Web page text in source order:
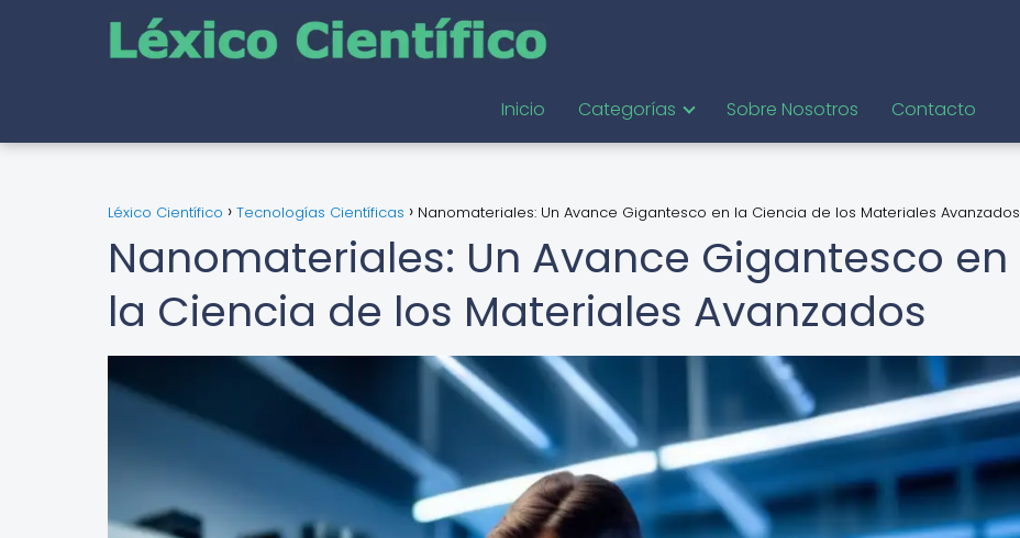
Inicio Categorías Sobre Nosotros Contacto
Léxico Científico Tecnologías Científicas Nanomateriales: Un Avance Gigantesco en la Ciencia de los Materiales Avanzados
Nanomateriales: Un Avance Gigantesco en
la Ciencia de los Materiales Avanzados